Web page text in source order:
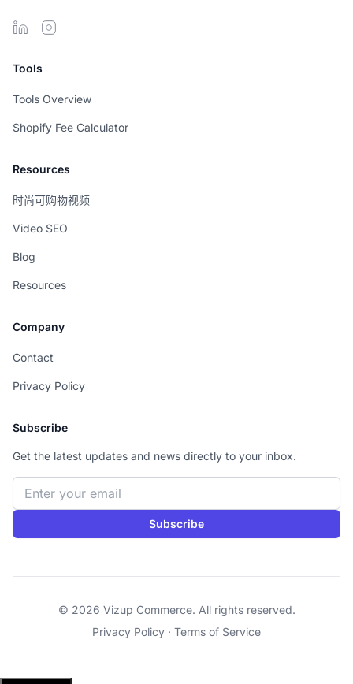
Tools
Tools Overview
Shopify Fee Calculator
Resources
时尚可购物视频
Video SEO
Blog
Resources
Company
Contact
Privacy Policy
Subscribe
Get the latest updates and news directly to your inbox.
Email address
Subscribe
© 2026 Vizup Commerce. All rights reserved.
Privacy Policy · Terms of Service